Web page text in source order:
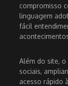
compromisso
linguagem
fácil
Além do site,
sociais,
acesso rápido